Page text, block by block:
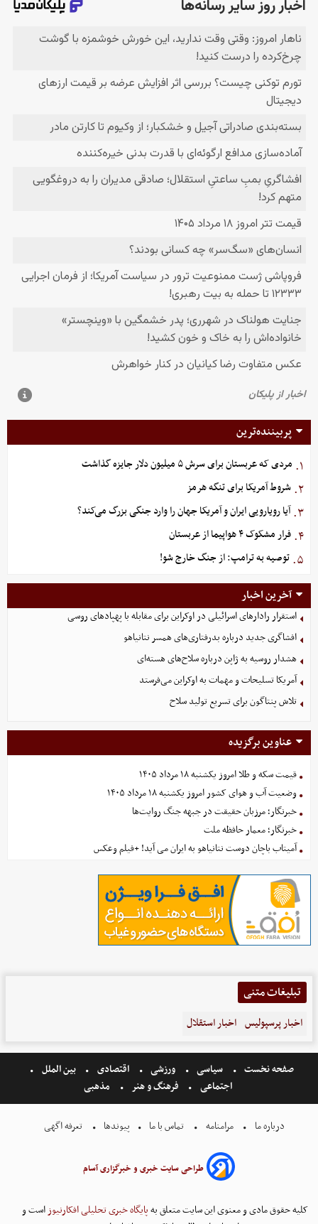
پربیننده‌ترین
۱. مردی که عربستان برای سرش ۵ میلیون دلار جایزه گذاشت
۲. شروط آمریکا برای تنگه هرمز
۳. آیا رویارویی ایران و آمریکا جهان را وارد جنگی بزرگ می‌کند؟
۴. فرار مشکوک ۴ هواپیما از عربستان
۵. توصیه به ترامپ: از جنگ خارج شو!
آخرین اخبار
استقرار رادارهای اسرائیلی در اوکراین برای مقابله با پهپادهای روسی
افشاگری جدید درباره بدرفتاری‌های همسر نتانیاهو
هشدار روسیه به ژاپن درباره سلاح‌های هسته‌ای
آمریکا تسلیحات و مهمات به اوکراین می‌فرستد
تلاش پنتاگون برای تسریع تولید سلاح
عناوین برگزیده
قیمت سکه و طلا امروز یکشنبه ۱۸ مرداد ۱۴۰۵
وضعیت آب و هوای کشور امروز یکشنبه ۱۸ مرداد ۱۴۰۵
خبرنگار؛ مرزبان حقیقت در جبهه جنگ روایت‌ها
خبرنگار؛ معمار حافظه ملت
آمیتاب باچان دوست نتانیاهو به ایران می آید! +فیلم وعکس
تبلیغات متنی
اخبار پرسپولیس اخبار استقلال
صفحه نخست سیاسی ورزشی اقتصادی
بین الملل
اجتماعی
فرهنگ و هنر مذهبی
درباره ما مرامنامه تماس با ما پیوندها تعرفه اگهی
طراحی سایت خبری و خبرگزاری آسام
کلیه حقوق مادی و معنوی این سایت متعلق بهپایگاه خبری تحلیلی افکارنیوزاست و